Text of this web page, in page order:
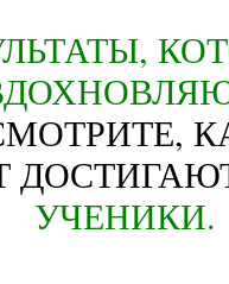
УЧЕНИКИ.